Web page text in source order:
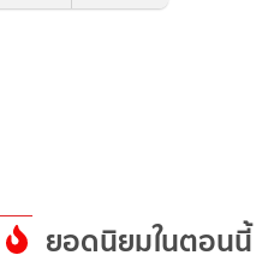
ยอดนิยมในตอนนี้